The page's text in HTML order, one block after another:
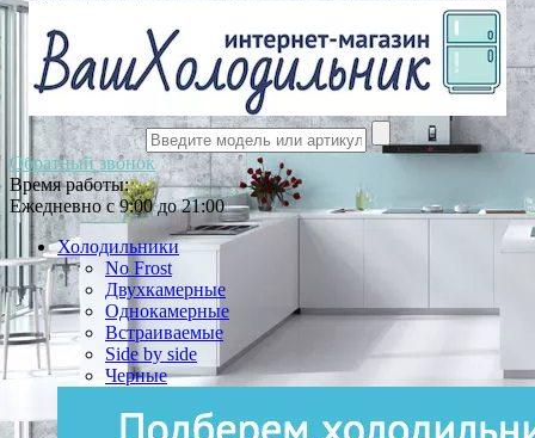
Обратный звонок
Время работы:
Ежедневно с 9:00 до 21:00
Холодильники
No Frost
Двухкамерные
Однокамерные
Встраиваемые
Side by side
Черные